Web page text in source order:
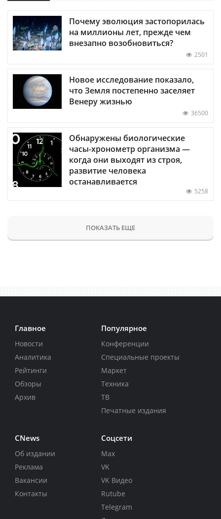
Почему эволюция застопорилась
на миллионы лет, прежде чем
внезапно возобновиться?
2501
Новое исследование показало,
что Земля постепенно заселяет
Венеру жизнью
36500
Обнаружены биологические
часы-хронометр организма —
когда они выходят из строя,
развитие человека
останавливается
5258
ПОКАЗАТЬ ЕЩЕ
Главное
Новости
Аналитика
Рейтинги
Обзоры
Архив
Популярное
Конференции
Специальные проекты
Маркет
Техника
ТВ
Печатные издания
CNews
Об издании
Реклама
Вакансии
Контакты
Соцсети
Max
VK
VK Видео
Rutube
Telegram